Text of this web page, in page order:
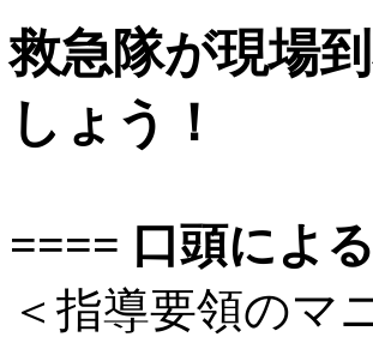
救急隊が現場
しょう！
==== 口頭によ
＜指導要領のマ